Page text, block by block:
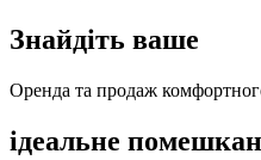
Знайдіть ваше
Оренда та продаж
ідеальне